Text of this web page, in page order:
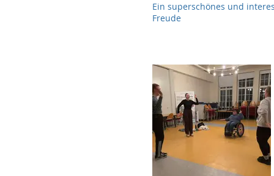
Ein superschönes und
Freude